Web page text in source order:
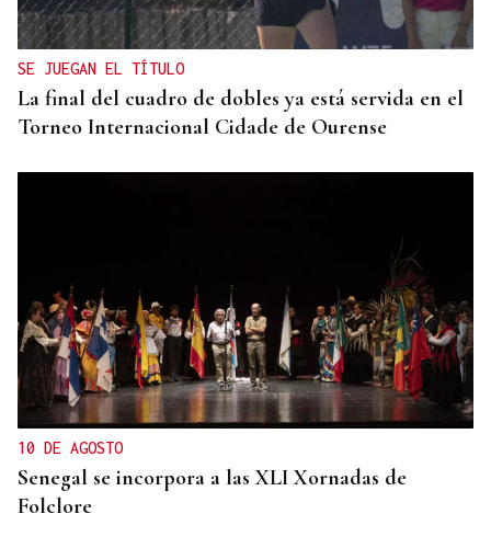
SE JUEGAN EL TÍTULO
La final del cuadro de dobles ya está servida en el
Torneo Internacional Cidade de Ourense
10 DE AGOSTO
Senegal se incorpora a las XLI Xornadas de
Folclore